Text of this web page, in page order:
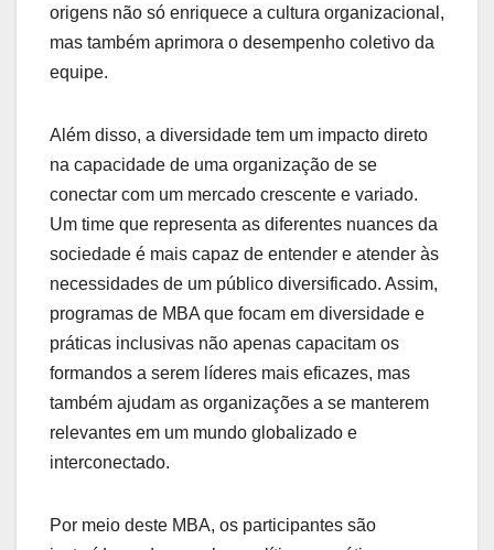
origens não só enriquece a cultura organizacional,
mas também aprimora o desempenho coletivo da
equipe.
Além disso, a diversidade tem um impacto direto
na capacidade de uma organização de se
conectar com um mercado crescente e variado.
Um time que representa as diferentes nuances da
sociedade é mais capaz de entender e atender às
necessidades de um público diversificado. Assim,
programas de MBA que focam em diversidade e
práticas inclusivas não apenas capacitam os
formandos a serem líderes mais eficazes, mas
também ajudam as organizações a se manterem
relevantes em um mundo globalizado e
interconectado.
Por meio deste MBA, os participantes são